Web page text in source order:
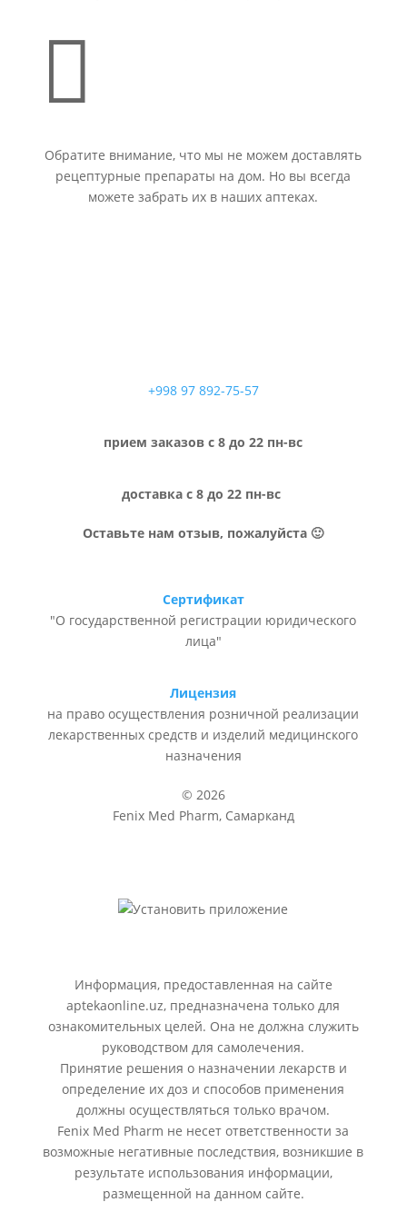

Обратите внимание, что мы не можем доставлять
рецептурные препараты на дом. Но вы всегда
можете забрать их в наших аптеках.
+998 97 892-75-57
прием заказов с 8 до 22 пн-вс
доставка с 8 до 22 пн-вс
Оставьте нам отзыв, пожалуйста 🙂
Сертификат
"О государственной регистрации юридического
лица"
Лицензия
на право осуществления розничной реализации
лекарственных средств и изделий медицинского
назначения
© 2026
Fenix Med Pharm, Самарканд
Информация, предоставленная на сайте
aptekaonline.uz, предназначена только для
ознакомительных целей. Она не должна служить
руководством для самолечения.
Принятие решения о назначении лекарств и
определение их доз и способов применения
должны осуществляться только врачом.
Fenix Med Pharm не несет ответственности за
возможные негативные последствия, возникшие в
результате использования информации,
размещенной на данном сайте.